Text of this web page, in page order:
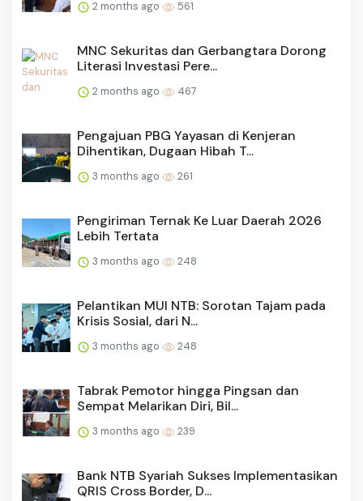
2 months ago 561
MNC Sekuritas dan Gerbangtara Dorong
Literasi Investasi Pere...
2 months ago 467
Pengajuan PBG Yayasan di Kenjeran
Dihentikan, Dugaan Hibah T...
3 months ago 261
Pengiriman Ternak Ke Luar Daerah 2026
Lebih Tertata
3 months ago 248
Pelantikan MUI NTB: Sorotan Tajam pada
Krisis Sosial, dari N...
3 months ago 248
Tabrak Pemotor hingga Pingsan dan
Sempat Melarikan Diri, Bil...
3 months ago 239
Bank NTB Syariah Sukses Implementasikan
QRIS Cross Border, D...